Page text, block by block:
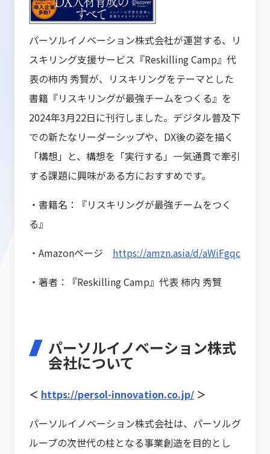
パーソルイノベーション株式会社が運営する、リ
スキリング支援サービス『Reskilling Camp』代
表の柿内 秀賢が、リスキリングをテーマとした
書籍『リスキリングが最強チームをつくる』を
2024年3月22日に刊行しました。デジタル普及下
での新たなリーダーシップや、DX後の姿を描く
「構想」と、構想を「実行する」一気通貫で牽引
する課題に興味がある方におすすめです。
・書籍名：『リスキリングが最強チームをつく
る』
・Amazonページ https://amzn.asia/d/aWiFgqc
・著者：『Reskilling Camp』代表 柿内 秀賢
パーソルイノベーション株式
会社について
＜ https://persol-innovation.co.jp/ ＞
パーソルイノベーション株式会社は、パーソルグ
ループの次世代の柱となる事業創造を目的とし